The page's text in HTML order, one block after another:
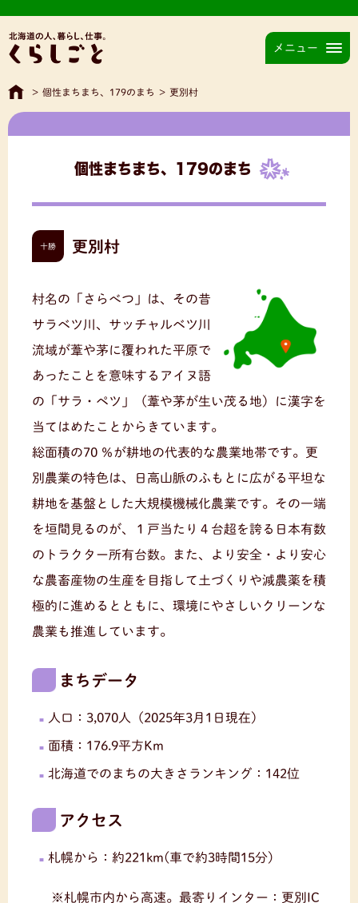
メニュー
> 個性まちまち、179のまち > 更別村
個性まちまち、179のまち
十勝 更別村
村名の「さらべつ」は、その昔
サラベツ川、サッチャルベツ川
流域が葦や茅に覆われた平原で
あったことを意味するアイヌ語
の「サラ・ペツ」（葦や茅が生い茂る地）に漢字を
当てはめたことからきています。
総面積の70 ％が耕地の代表的な農業地帯です。更
別農業の特色は、日高山脈のふもとに広がる平坦な
耕地を基盤とした大規模機械化農業です。その一端
を垣間見るのが、１戸当たり４台超を誇る日本有数
のトラクター所有台数。また、より安全・より安心
な農畜産物の生産を目指して土づくりや減農薬を積
極的に進めるとともに、環境にやさしいクリーンな
農業も推進しています。
まちデータ
人口：3,070人（2025年3月1日現在）
面積：176.9平方Km
北海道でのまちの大きさランキング：142位
アクセス
札幌から：約221km(車で約3時間15分)
※札幌市内から高速。最寄りインター：更別IC